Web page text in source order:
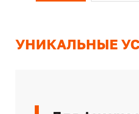
УНИКАЛЬНЫЕ